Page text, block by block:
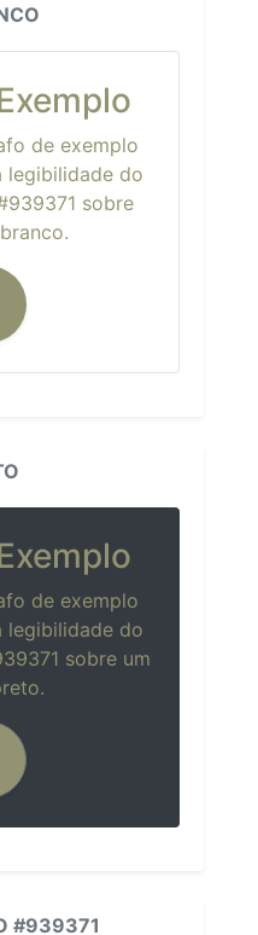
de exemplo
legibilidade do
sobre
de exemplo
legibilidade do
sobre um
#939371